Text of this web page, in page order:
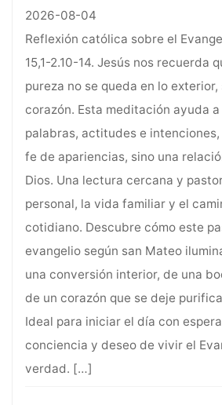
2026-08-04
Reflexión católica sobre el
15,1-2.10-14. Jesús nos recuerda
pureza no se queda en lo
corazón. Esta meditación ayuda
palabras, actitudes e
fe de apariencias, sino una
Dios. Una lectura cercana y
personal, la vida familiar y el
cotidiano. Descubre cómo este
evangelio según san Mateo
una conversión interior, de una
de un corazón que se deje
Ideal para iniciar el día con
conciencia y deseo de vivir el
verdad. […]